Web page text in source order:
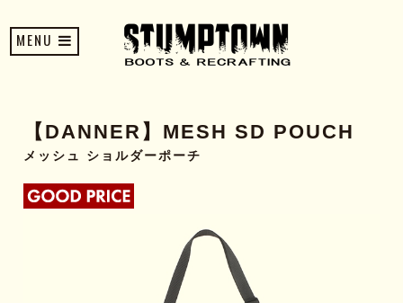
MENU
【DANNER】MESH SD POUCH
メッシュ ショルダーポーチ